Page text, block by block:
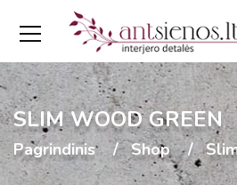
SLIM WOOD GREEN
Pagrindinis Shop